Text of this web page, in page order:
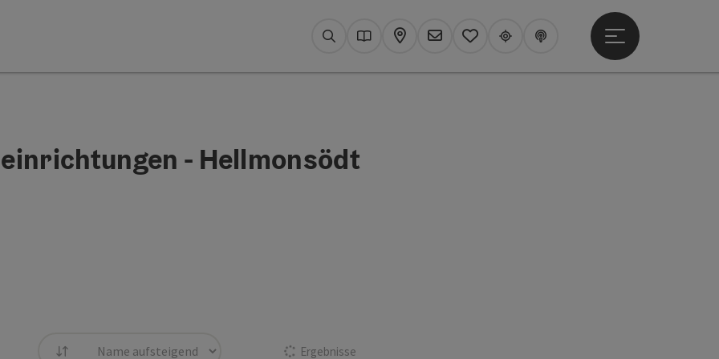
SuchenKataloge
KarteNewsletter
MerkzettelUpperguide
Podcast
Hauptmenü öffnen
- Hellmonsödt
Ergebnisse